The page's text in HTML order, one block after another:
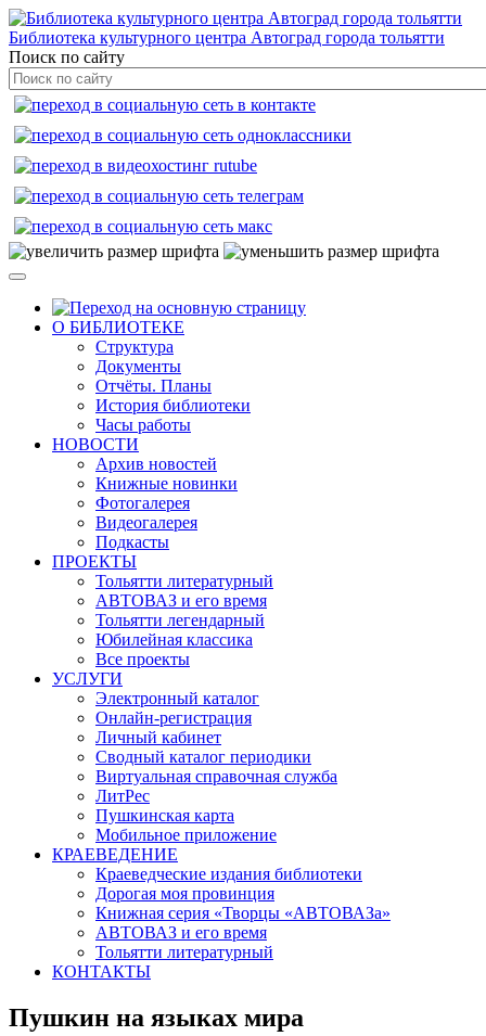
Библиотека культурного центра Автоград города тольятти
Поиск по сайту
О БИБЛИОТЕКЕ
Структура
Документы
Отчёты. Планы
История библиотеки
Часы работы
НОВОСТИ
Архив новостей
Книжные новинки
Фотогалерея
Видеогалерея
Подкасты
ПРОЕКТЫ
Тольятти литературный
АВТОВАЗ и его время
Тольятти легендарный
Юбилейная классика
Все проекты
УСЛУГИ
Электронный каталог
Онлайн-регистрация
Личный кабинет
Сводный каталог периодики
Виртуальная справочная служба
ЛитРес
Пушкинская карта
Мобильное приложение
КРАЕВЕДЕНИЕ
Краеведческие издания библиотеки
Дорогая моя провинция
Книжная серия «Творцы «АВТОВАЗа»
АВТОВАЗ и его время
Тольятти литературный
КОНТАКТЫ
Пушкин на языках мира